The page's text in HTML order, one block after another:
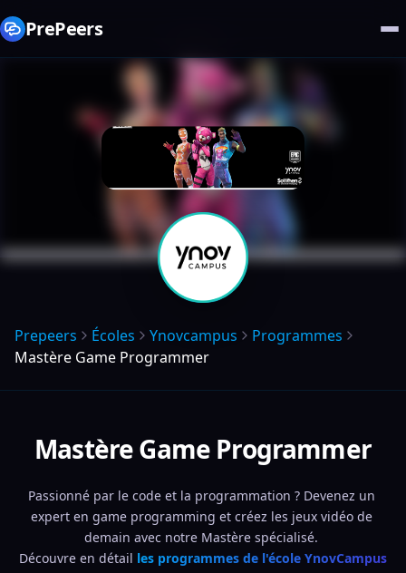
PrePeers
Prepeers Écoles Ynovcampus
Programmes
Mastère Game Programmer
Mastère Game Programmer
Passionné par le code et la programmation ? Devenez un
expert en game programming et créez les jeux vidéo de
demain avec notre Mastère spécialisé.
Découvre en détail les programmes de l'école YnovCampus